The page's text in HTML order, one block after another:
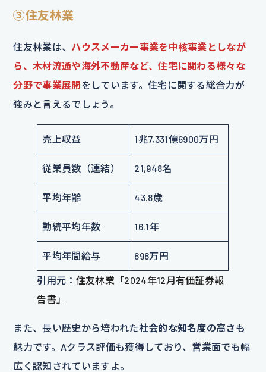
③住友林業
住友林業は、 ハウスメーカー事業を中核事業としなが
ら、木材流通や海外不動産など、住宅に関わる様々な
分野で事業展開をしています。住宅に関する総合力が
強みと言えるでしょう。
売上収益 1兆7,331億6900万円
従業員数（連結） 21,948名
平均年齢 43.8歳
勤続平均年数 16.1年
平均年間給与 898万円
引用元： 住友林業「2024年12月有価証券報
告書」
また、長い歴史から培われた社会的な知名度の高さも
魅力です。Aクラス評価も獲得しており、営業面でも幅
広く認知されていますよ。